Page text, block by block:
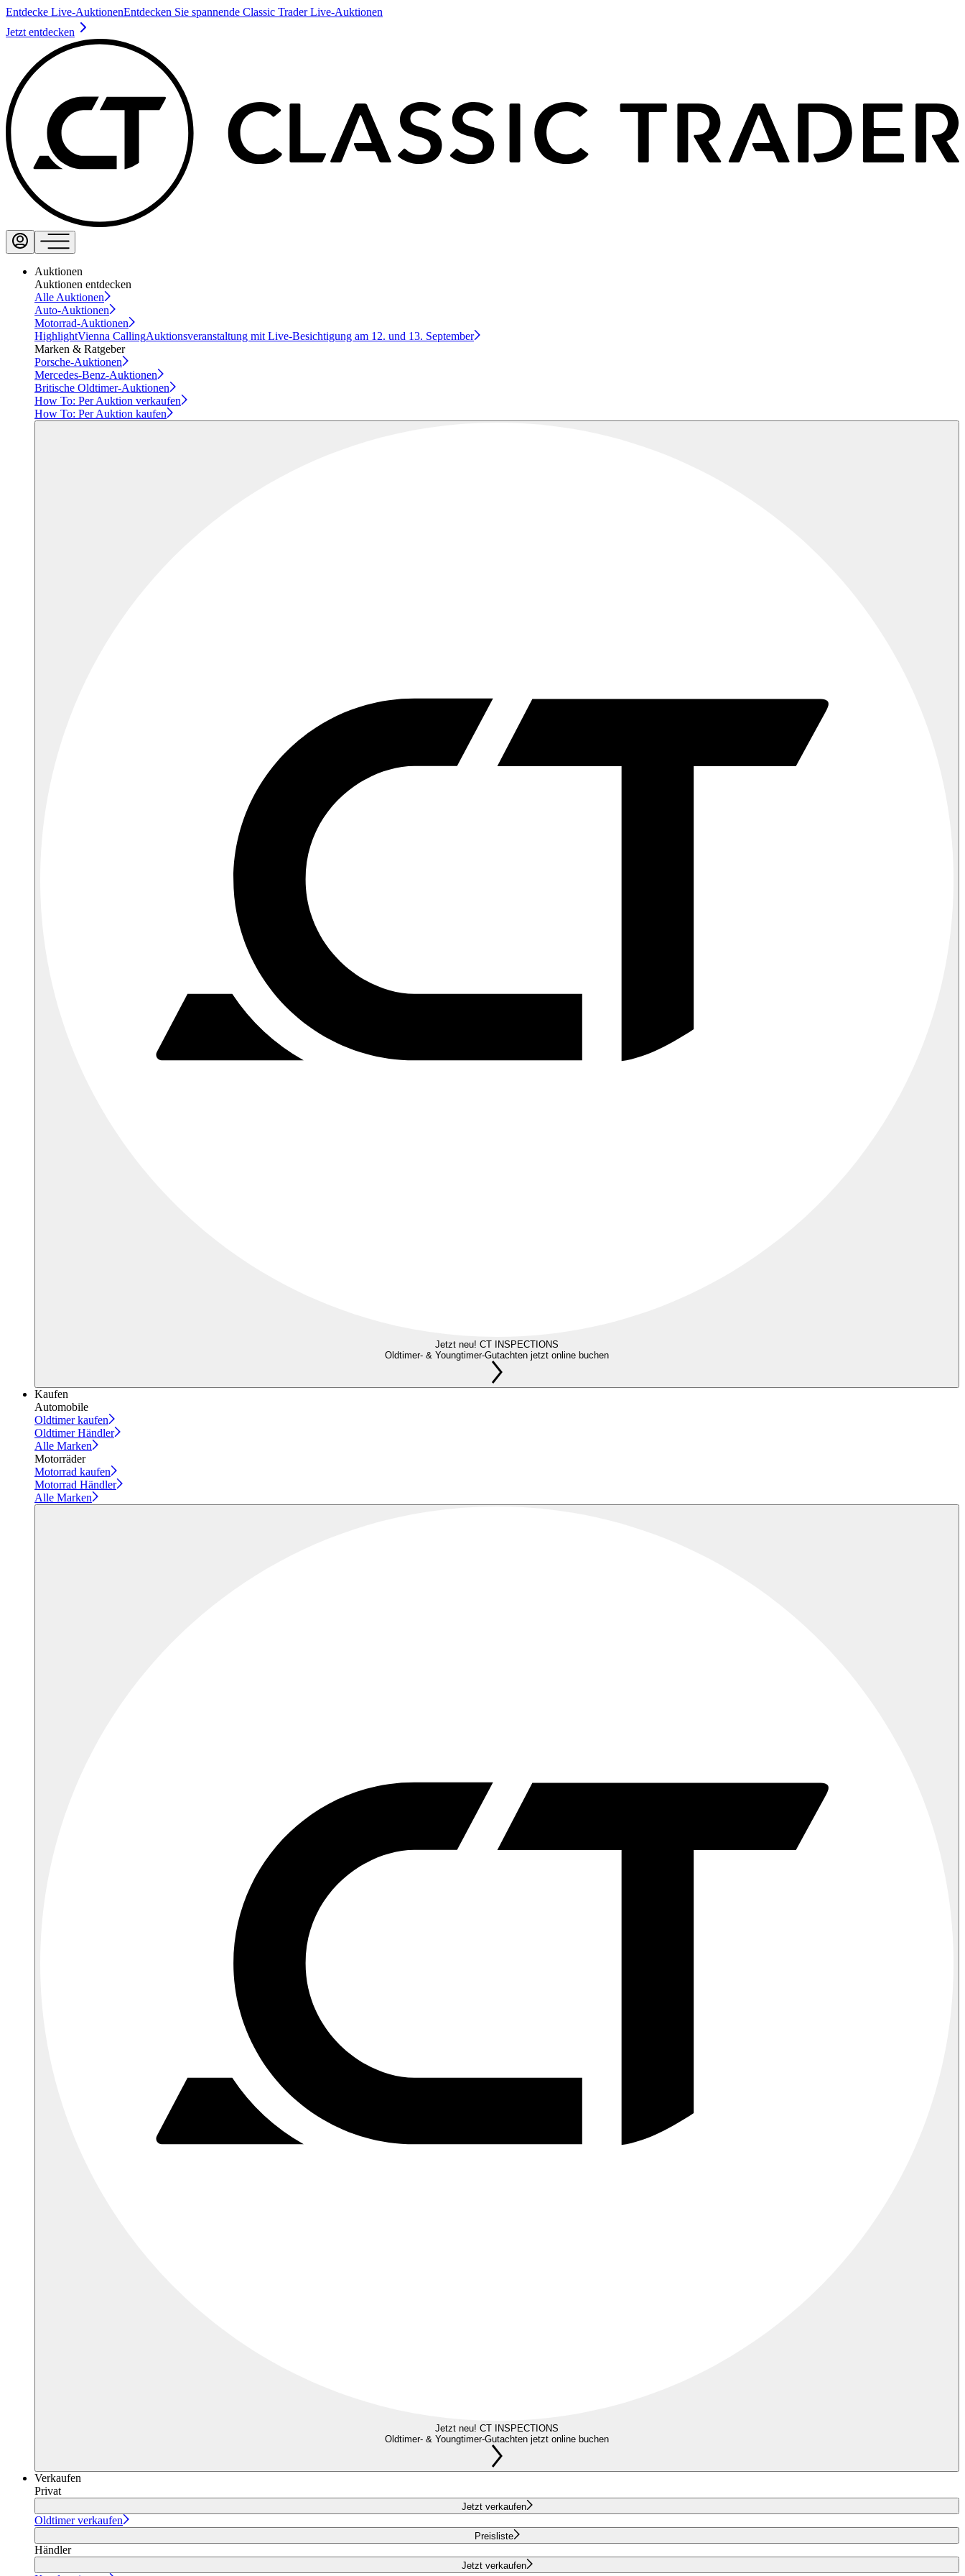
Entdecke Live-AuktionenEntdecken Sie spannende Classic Trader Live-Auktionen
Jetzt entdecken
Auktionen
Auktionen entdecken
Alle Auktionen
Auto-Auktionen
Motorrad-Auktionen
HighlightVienna CallingAuktionsveranstaltung mit Live-Besichtigung am 12. und 13. September
Marken & Ratgeber
Porsche-Auktionen
Mercedes-Benz-Auktionen
Britische Oldtimer-Auktionen
How To: Per Auktion verkaufen
How To: Per Auktion kaufen
Jetzt neu! CT INSPECTIONS
Oldtimer- & Youngtimer-Gutachten jetzt online buchen
Kaufen
Automobile
Oldtimer kaufen
Oldtimer Händler
Alle Marken
Motorräder
Motorrad kaufen
Motorrad Händler
Alle Marken
Jetzt neu! CT INSPECTIONS
Oldtimer- & Youngtimer-Gutachten jetzt online buchen
Verkaufen
Privat
Jetzt verkaufen
Oldtimer verkaufen
Preisliste
Händler
Jetzt verkaufen